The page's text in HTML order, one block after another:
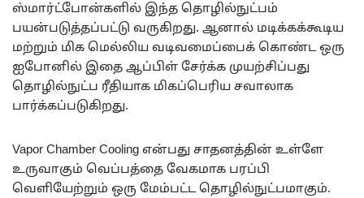
ஸ்மார்ட்போன்களில் இந்த தொழில்நுட்பம்
பயன்படுத்தப்பட்டு வருகிறது. ஆனால் மடிக்கக்கூடிய
மற்றும் மிக மெல்லிய வடிவமைப்பைக் கொண்ட ஒரு
ஐபோனில் இதை ஆப்பிள் சேர்க்க முயற்சிப்பது
தொழில்நுட்ப ரீதியாக மிகப்பெரிய சவாலாக
பார்க்கப்படுகிறது.
Vapor Chamber Cooling என்பது சாதனத்தின் உள்ளே
உருவாகும் வெப்பத்தை வேகமாக பரப்பி
வெளியேற்றும் ஒரு மேம்பட்ட தொழில்நுட்பமாகும்.